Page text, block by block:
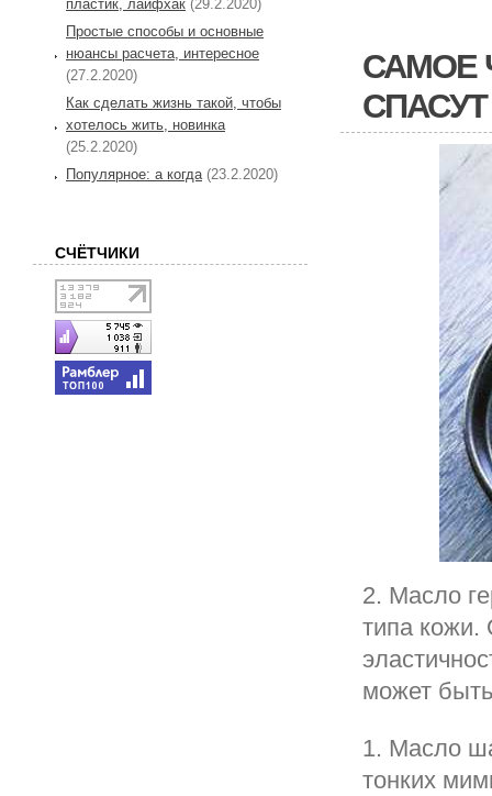
САМОЕ
2. Масло
типа кожи.
может
1. Масло
тонких
пластик, лайфхак (29.2.2020)
Простые способы и основные
нюансы расчета, интересное
(27.2.2020)
Как сделать жизнь такой, чтобы
хотелось жить, новинка
(25.2.2020)
Популярное: а когда(23.2.2020)
СЧЁТЧИКИ